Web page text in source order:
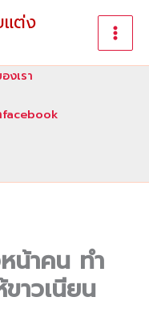
ต่ง
เรา
facebook
น้าคน ทำ
าวเนียน